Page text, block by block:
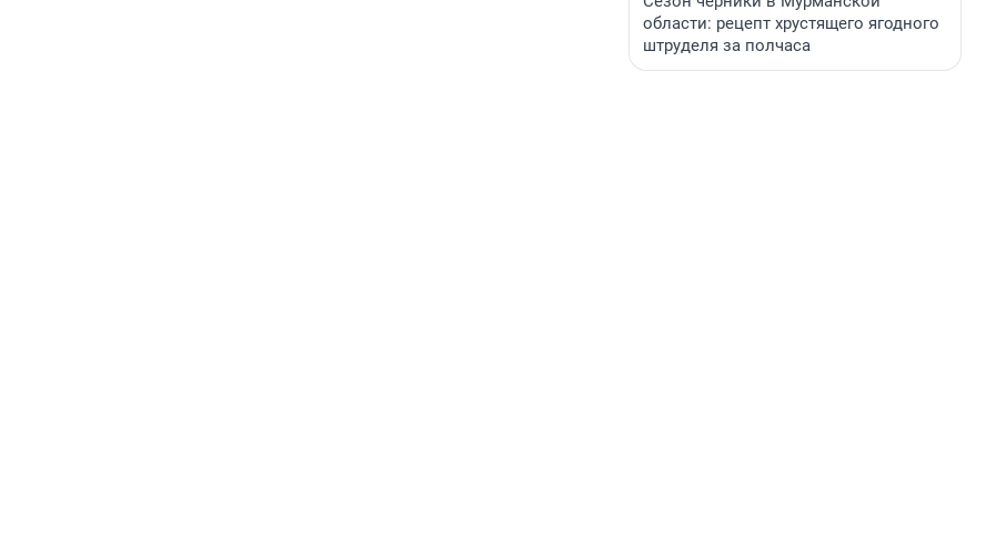
области: рецепт хрустящего ягодного
штруделя за полчаса